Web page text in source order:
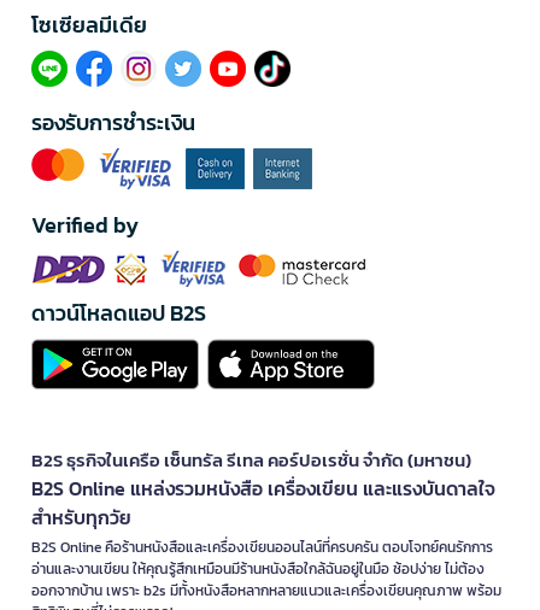
โซเซียลมีเดีย​
รองรับการชำระเงิน
Verified by
ดาวน์โหลดแอป B2S
B2S ธุรกิจในเครือ เซ็นทรัล รีเทล คอร์ปอเรชั่น จำกัด (มหาชน)
B2S Online แหล่งรวมหนังสือ เครื่องเขียน และแรงบันดาลใจ
สำหรับทุกวัย
B2S Online คือร้านหนังสือและเครื่องเขียนออนไลน์ที่ครบครัน ตอบโจทย์คนรักการ
อ่านและงานเขียน ให้คุณรู้สึกเหมือนมีร้านหนังสือใกล้ฉันอยู่ในมือ ช้อปง่าย ไม่ต้อง
ออกจากบ้าน เพราะ b2s มีทั้งหนังสือหลากหลายแนวและเครื่องเขียนคุณภาพ พร้อม